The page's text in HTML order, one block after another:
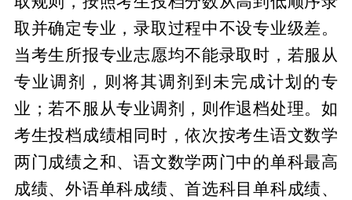
取并确定专业，录取过程中不设专业级差。
当考生所报专业志愿均不能录取时，若服从
专业调剂，则将其调剂到未完成计划的专
业；若不服从专业调剂，则作退档处理。如
考生投档成绩相同时，依次按考生语文数学
两门成绩之和、语文数学两门中的单科最高
成绩、外语单科成绩、首选科目单科成绩、